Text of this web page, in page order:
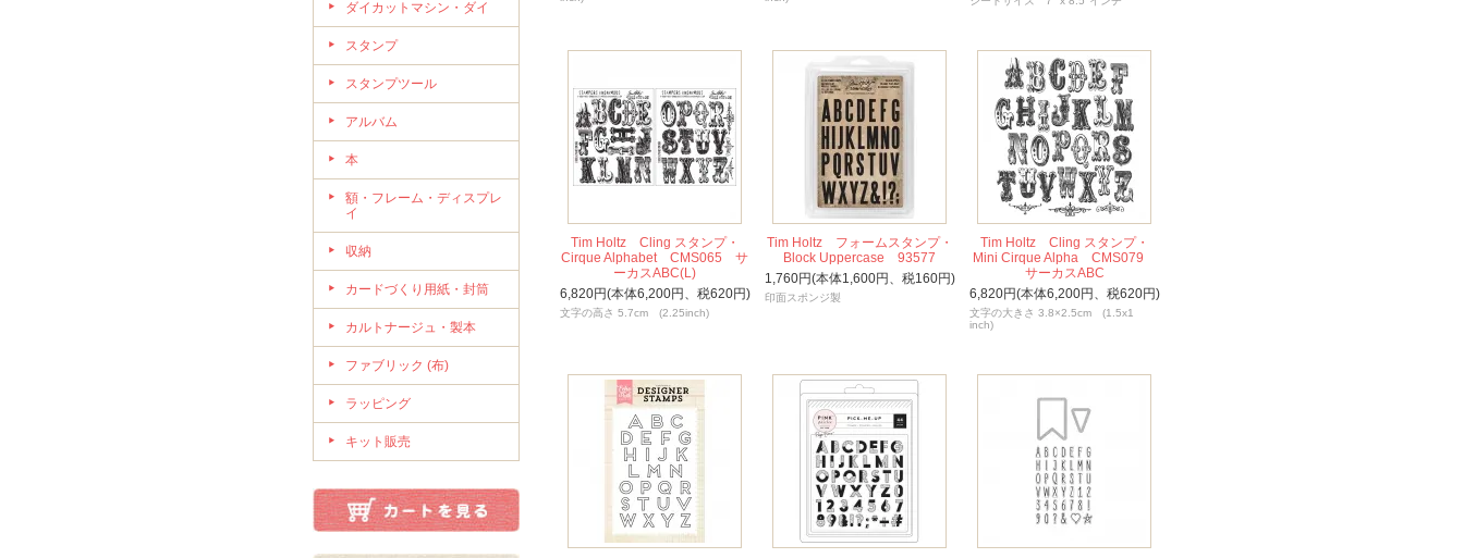
ダイカットマシン・ダイ
スタンプ
スタンプツール
アルバム
本
額・フレーム・ディスプレ
イ
収納
カードづくり用紙・封筒
カルトナージュ・製本
ファブリック (布)
ラッピング
キット販売
Tim Holtz Cling スタンプ・
Cirque Alphabet CMS065 サ
ーカスABC(L)
6,820円(本体6,200円、税620円)
文字の高さ 5.7cm (2.25inch)
Tim Holtz フォームスタンプ・
Block Uppercase 93577
1,760円(本体1,600円、税160円)
印面スポンジ製
Tim Holtz Cling スタンプ・
Mini Cirque Alpha CMS079
サーカスABC
6,820円(本体6,200円、税620円)
文字の大きさ 3.8×2.5cm (1.5x1
inch)